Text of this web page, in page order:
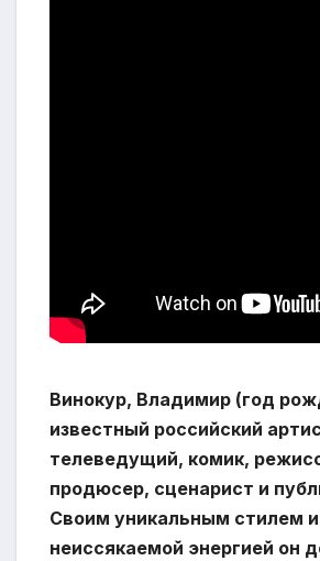
Винокур, Владимир (год
известный российский
телеведущий, комик,
продюсер, сценарист и
Своим уникальным стилем и
неиссякаемой энергией он